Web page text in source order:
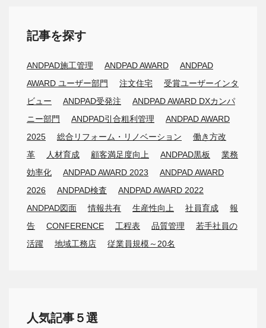
記事を探す
ANDPAD施工管理 ANDPAD AWARD
ANDPAD
AWARD ユーザー部門
注文住宅
受賞ユーザーインタ
ビュー
ANDPAD受発注
ANDPAD AWARD DXカンパ
ニー部門
ANDPAD引合粗利管理
ANDPAD AWARD
2025
総合リフォーム・リノベーション
働き方改
革
人材育成 顧客満足度向上 ANDPAD黒板
業務
効率化
ANDPAD AWARD 2023
ANDPAD AWARD
2026
ANDPAD検査
ANDPAD AWARD 2022
ANDPAD図面
情報共有 生産性向上 社員育成
報
告
CONFERENCE 工程表 品質管理
若手社員の
活躍
地域工務店 従業員規模～20名
人気記事５選